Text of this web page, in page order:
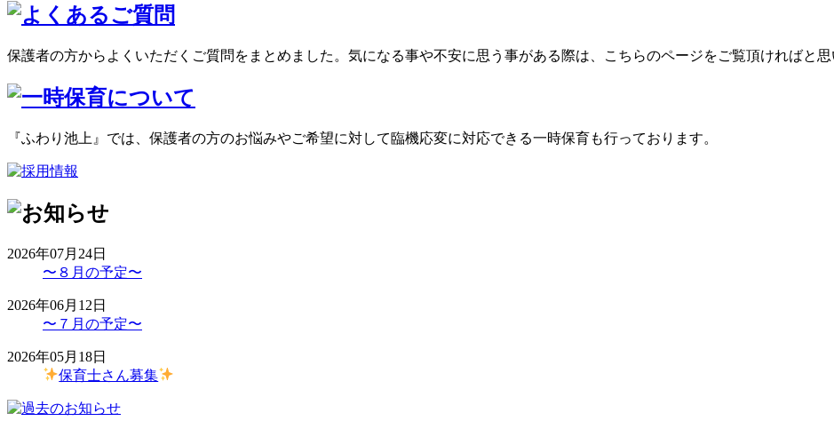
保護者の方からよくいただくご質問をまとめました。気になる事や不安に思う事がある際は、こちらのページをご覧頂ければと思
『ふわり池上』では、保護者の方のお悩みやご希望に対して臨機応変に対応できる一時保育も行っております。
2026年07月24日
〜８月の予定〜
2026年06月12日
〜７月の予定〜
2026年05月18日
保育士さん募集